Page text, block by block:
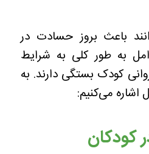
باعث بروز حسادت در
به طور کلی به شرایط
کودک بستگی دارند. به
اشاره می‌کنیم:
کودکان